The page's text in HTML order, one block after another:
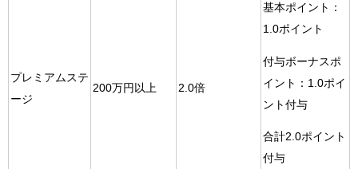
プレミアムステ
ージ
200万円以上 2.0倍
基本ポイント：
1.0ポイント
付与ボーナスポ
イント：1.0ポイ
ント付与
合計2.0ポイント
付与